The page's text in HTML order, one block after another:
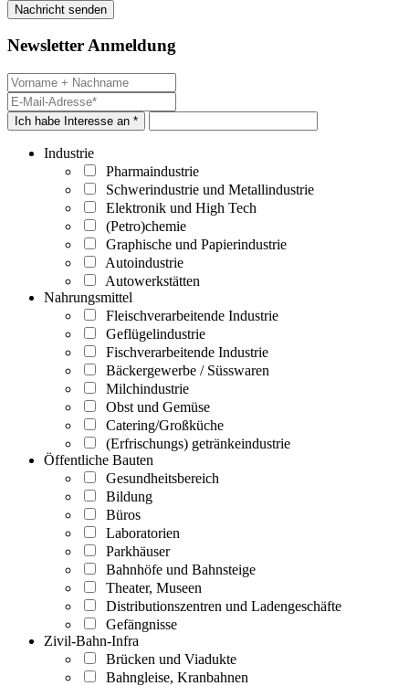
Newsletter Anmeldung
Ich habe Interesse an *
Industrie
Pharmaindustrie
Schwerindustrie und Metallindustrie
Elektronik und High Tech
(Petro)chemie
Graphische und Papierindustrie
Autoindustrie
Autowerkstätten
Nahrungsmittel
Fleischverarbeitende Industrie
Geflügelindustrie
Fischverarbeitende Industrie
Bäckergewerbe / Süsswaren
Milchindustrie
Obst und Gemüse
Catering/Großküche
(Erfrischungs) getränkeindustrie
Öffentliche Bauten
Gesundheitsbereich
Bildung
Büros
Laboratorien
Parkhäuser
Bahnhöfe und Bahnsteige
Theater, Museen
Distributionszentren und Ladengeschäfte
Gefängnisse
Zivil-Bahn-Infra
Brücken und Viadukte
Bahngleise, Kranbahnen